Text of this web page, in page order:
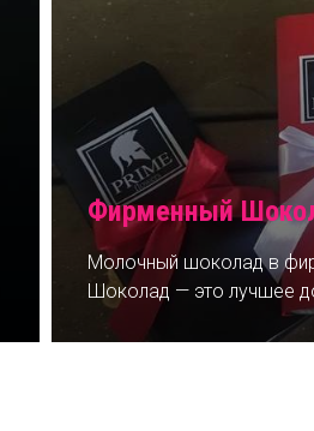
Фирменный
Молочный шоколад в
Шоколад — это лучшее